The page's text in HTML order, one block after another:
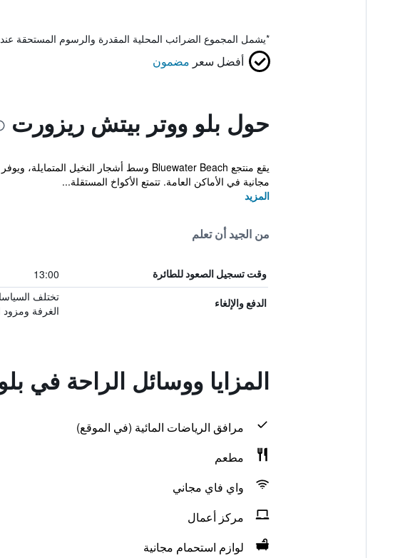
*يشمل المجموع الضرائب المحلية المقدرة والرسوم المستحقة
أفضل سعر مضمون
حول بلو ووتر بيتش ريزورت
مجانية في الأماكن العامة. تتمتع الأكواخ المستقلة...
المزيد
من الجيد أن تعلم
وقت تسجيل الصعود للطائرة 13:00
الدفع والإلغاء
تختلف
الغرفة ومزود
المزايا ووسائل الراحة في
مرافق الرياضات المائية (في الموقع)
مطعم
واي فاي مجاني
مركز أعمال
لوازم استحمام مجانية